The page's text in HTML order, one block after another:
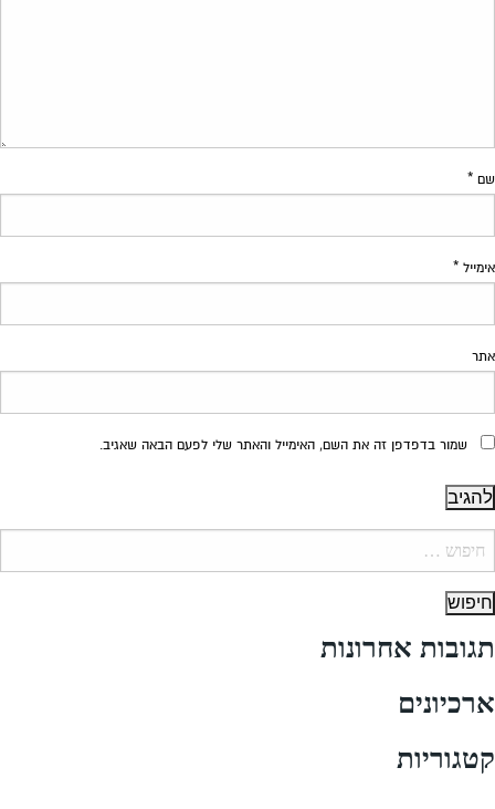
שם *
אימייל *
אתר
שמור בדפדפן זה את השם, האימייל והאתר שלי לפעם הבאה שאגיב.
תגובות אחרונות
ארכיונים
קטגוריות